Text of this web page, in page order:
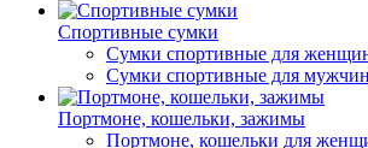
Спортивные сумки
Сумки спортивные для
Сумки спортивные для мужчин
Портмоне, кошельки, зажимы
Портмоне, кошельки для